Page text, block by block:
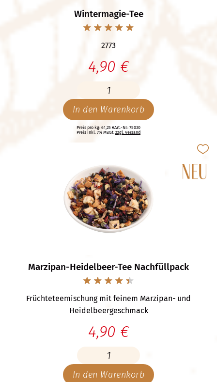
Wintermagie-Tee
2773
4,90 €
In den Warenkorb
Preis pro kg: 61,25 €Art.-Nr.: 75030
Preis inkl. 7% MwSt. zzgl. Versand
Marzipan-Heidelbeer-Tee Nachfüllpack
Früchteteemischung mit feinem Marzipan- und
Heidelbeergeschmack
4,90 €
In den Warenkorb